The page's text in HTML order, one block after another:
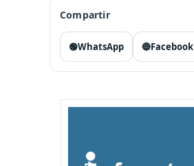
Compartir
🟢WhatsApp 🔵Facebook